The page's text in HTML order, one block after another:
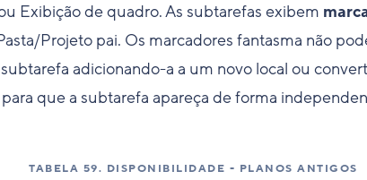
Exibição de quadro. As subtarefas exibem
Projeto pai. Os marcadores fantasma não
adicionando-a a um novo local ou
que a subtarefa apareça de forma
TABELA 59. DISPONIBILIDADE - PLANOS ANTIGOS